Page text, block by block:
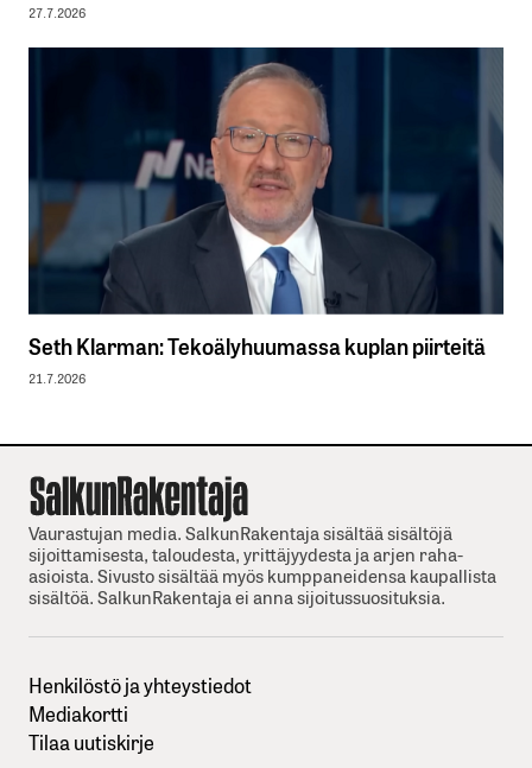
27.7.2026
Seth Klarman: Tekoälyhuumassa kuplan piirteitä
21.7.2026
Vaurastujan media. SalkunRakentaja sisältää sisältöjä
sijoittamisesta, taloudesta, yrittäjyydesta ja arjen raha-
asioista. Sivusto sisältää myös kumppaneidensa kaupallista
sisältöä. SalkunRakentaja ei anna sijoitussuosituksia.
Henkilöstö ja yhteystiedot
Mediakortti
Tilaa uutiskirje